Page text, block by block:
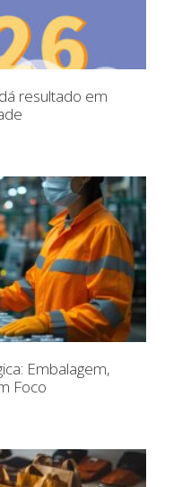
resultado em
Embalagem,
Foco